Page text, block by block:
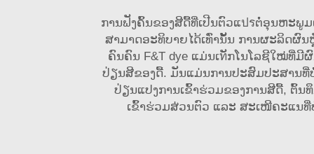
ການຟັງຄົ້ນຂອງສີດື້ທີ່ເປີນຕົວແปรຕໍ່ອຸນຫະພູ
ສາມາດອະທິບາຍໄດ້ເທົ່ານັ້ນ ການຜະລິດຜົນ
ຄົນຄົນ F&T dye ແມ່ນເทັກໂນໂລຊີໃໝ່ທີ່ມີ
ປ່ຽນສີຂອງດື້. ມັນແມ່ນການປະສົມປະສານທີ່
ປ່ຽນແປງການເຂົ້າຮ່ວມຂອງການສີດື້, ຕົ້ນ
ເຂົ້າຮ່ວມສ່ວນຕົວ ແລະ ສະເໜີຄະແນ